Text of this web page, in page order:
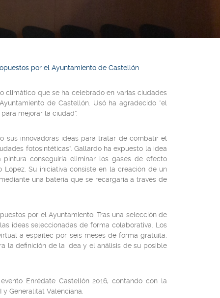
por el Ayuntamiento de Castellón
climático que se ha celebrado en varias ciudades
de Castellón. Usó ha agradecido “el
mejorar la ciudad”.
sus innovadoras ideas para tratar de combatir el
fotosintéticas”. Gallardo ha expuesto la idea
conseguiría eliminar los gases de efecto
López. Su iniciativa consiste en la creación de un
una batería que se recargaría a través de
por el Ayuntamiento. Tras una selección de
ideas seleccionadas de forma colaborativa. Los
a espaitec por seis meses de forma gratuita.
la definición de la idea y el análisis de su posible
Enrédate Castellón 2016, contando con la
Generalitat Valenciana.